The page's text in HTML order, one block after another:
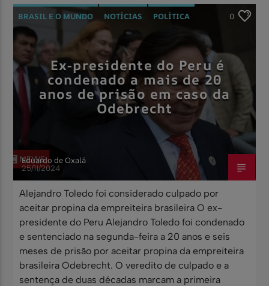
BRASIL E O MUNDO NOTÍCIAS POLÍTICA 0
Ex-presidente do Peru é
condenado a mais de 20
anos de prisão em caso da
Odebrecht
Eduardo de Oxalá
25/11/2024
Alejandro Toledo foi considerado culpado por
aceitar propina da empreiteira brasileira O ex-
presidente do Peru Alejandro Toledo foi condenado
e sentenciado na segunda-feira a 20 anos e seis
meses de prisão por aceitar propina da empreiteira
brasileira Odebrecht. O veredito de culpado e a
sentença de duas décadas marcam a primeira